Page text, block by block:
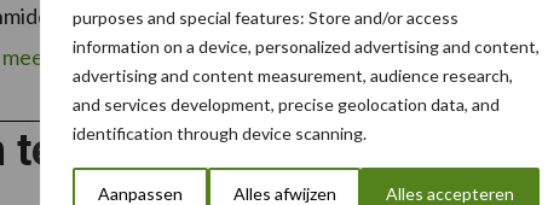
purposes and special features: Store and/or access
information on a device, personalized advertising and content,
advertising and content measurement, audience research,
and services development, precise geolocation data, and
identification through device scanning.
Aanpassen Alles afwijzen Alles accepteren
ingang zijn de twee modellen Big X 980 en Big
terugblik op 25 jaar Terra